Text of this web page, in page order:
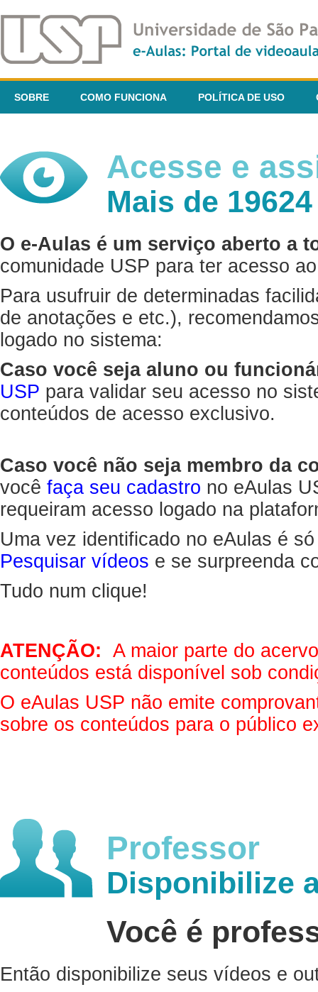
SOBRE COMO FUNCIONA POLÍTICA DE USO
Acesse e
Mais de
O e-Aulas é um serviço aberto a
comunidade USP para ter acesso
Para usufruir de determinadas
de anotações e etc.),
logado no sistema:
Caso você seja aluno ou
USP para validar seu acesso no
conteúdos de acesso exclusivo.
Caso você não seja membro da
você faça seu cadastro no eAulas
requeiram acesso logado na
Uma vez identificado no eAulas é
Pesquisar vídeos e se surpreenda
Tudo num clique!
ATENÇÃO: A maior parte do
conteúdos está disponível sob
O eAulas USP não emite
sobre os conteúdos para o público
Professor
Disponibilize
Você é
Então disponibilize seus vídeos e